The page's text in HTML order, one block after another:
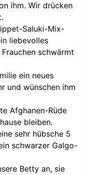
ihm. Wir drücken
Saluki-Mix-
liebevolles
schwärmt
ein neues
und wünschen ihm
Afghanen-Rüde
bleiben.
sehr hübsche 5
schwarzer Galgo-
Betty an, sie